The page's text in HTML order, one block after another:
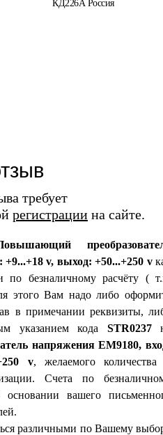
КД226А Россия
требует
регистрации на сайте.
v, выход: +50...+250 v
по безналичному расчёту (
этого Вам надо либо
в примечании реквизиты,
указанием кода STR0237
напряжения EM9180,
v, желаемого
Счета по
вашего
различными по Вашему